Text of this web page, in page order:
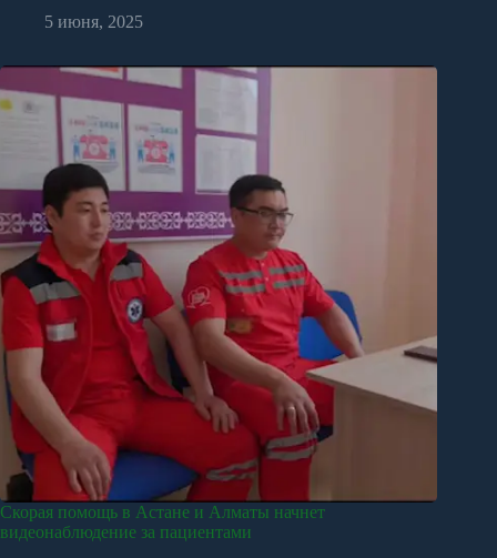
5 июня, 2025
Скорая помощь в Астане и Алматы начнет
видеонаблюдение за пациентами